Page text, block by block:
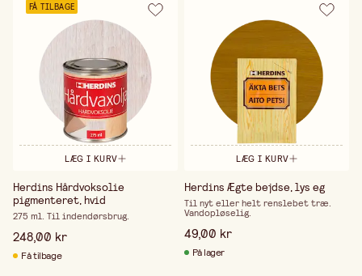
FÅ TILBAGE
LÆG I KURV
Herdins Hårdvoksolie
pigmenteret, hvid
275 ml. Til indendørsbrug.
248,00 kr
Få tilbage
LÆG I KURV
Herdins Ægte bejdse, lys eg
Til nyt eller helt renslebet træ.
Vandopløselig.
49,00 kr
På lager